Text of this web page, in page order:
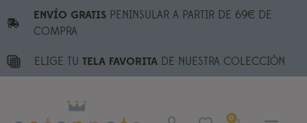
ENVÍO GRATISPENINSULAR A PARTIR DE 69€ DE
COMPRA
ELIGE TU TELA FAVORITA DE NUESTRA COLECCIÓN
0